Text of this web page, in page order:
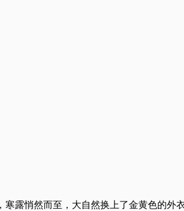
悄然而至，大自然换上了金黄色的外